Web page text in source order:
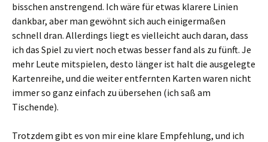
bisschen anstrengend. Ich wäre für etwas klarere Linien
dankbar, aber man gewöhnt sich auch einigermaßen
schnell dran. Allerdings liegt es vielleicht auch daran, dass
ich das Spiel zu viert noch etwas besser fand als zu fünft. Je
mehr Leute mitspielen, desto länger ist halt die ausgelegte
Kartenreihe, und die weiter entfernten Karten waren nicht
immer so ganz einfach zu übersehen (ich saß am
Tischende).
Trotzdem gibt es von mir eine klare Empfehlung, und ich